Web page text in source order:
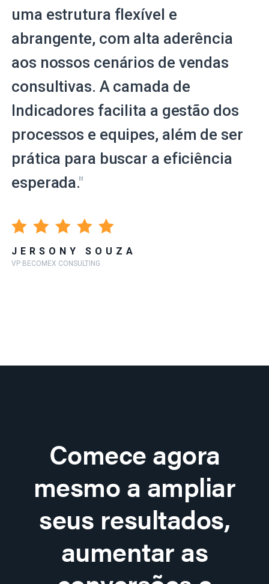
uma estrutura flexível e
abrangente, com alta aderência
aos nossos cenários de vendas
consultivas. A camada de
Indicadores facilita a gestão dos
processos e equipes, além de ser
prática para buscar a eficiência
esperada."
JERSONY SOUZA
VP BECOMEX CONSULTING
Comece agora
mesmo a ampliar
seus resultados,
aumentar as